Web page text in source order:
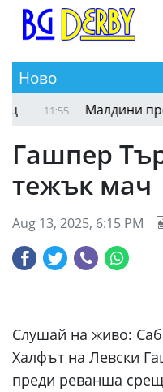
Ново
11:55 Малдини
Гашпер
тежък мач
Aug 13, 2025, 6:15 PM
Слушай на живо:
Халфът на Левски
преди реванша